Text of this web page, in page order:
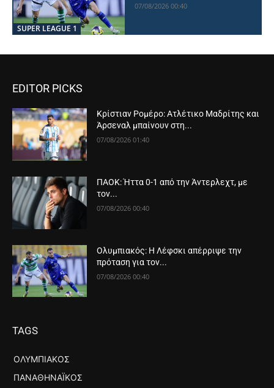
SUPER LEAGUE 1
07/08/2026 00:40
EDITOR PICKS
Κρίστιαν Ρομέρο: Ατλέτικο Μαδρίτης και
Άρσεναλ μπαίνουν στη...
07/08/2026 01:40
ΠΑΟΚ: Ήττα 0-1 από την Άντερλεχτ, με
τον...
07/08/2026 00:40
Ολυμπιακός: Η Λέφσκι απέρριψε την
πρόταση για τον...
07/08/2026 00:40
TAGS
ΟΛΥΜΠΙΑΚΌΣ
ΠΑΝΑΘΗΝΑΪΚΌΣ